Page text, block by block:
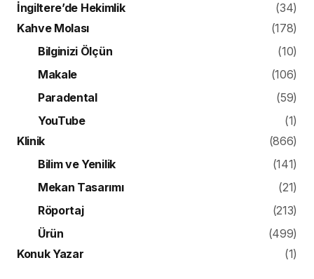
İngiltere’de Hekimlik
(34)
Kahve Molası
(178)
Bilginizi Ölçün
(10)
Makale
(106)
Paradental
(59)
YouTube
(1)
Klinik
(866)
Bilim ve Yenilik
(141)
Mekan Tasarımı
(21)
Röportaj
(213)
Ürün
(499)
Konuk Yazar
(1)